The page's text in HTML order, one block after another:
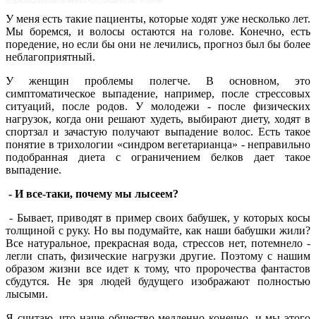
У меня есть такие пациенты, которые ходят уже несколько лет.
Мы боремся, и волосы остаются на голове. Конечно, есть
поредение, но если бы они не лечились, прогноз был бы более
неблагоприятный.
У женщин проблемы полегче. В основном, это
симптоматическое выпадение, например, после стрессовых
ситуаций, после родов. У молодежи - после физических
нагрузок, когда они решают худеть, выбирают диету, ходят в
спортзал и зачастую получают выпадение волос. Есть такое
понятие в трихологии «синдром вегетарианца» - неправильно
подобранная диета с ограничением белков дает такое
выпадение.
- И все-таки, почему мы лысеем?
- Бывает, приводят в пример своих бабушек, у которых косы
толщиной с руку. Но вы подумайте, как наши бабушки жили?
Все натуральное, прекрасная вода, стрессов нет, потемнело -
легли спать, физические нагрузки другие. Поэтому с нашим
образом жизни все идет к тому, что пророчества фантастов
сбудутся. Не зря людей будущего изображают полностью
лысыми.